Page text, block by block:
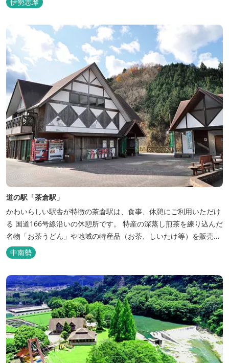
伊勢志摩
道の駅「茶倉駅」
かわいらしい駅舎が特徴の茶倉駅は、食事、休憩にご利用いただけ
る 国道166号線沿いの休憩所です。 特産の深蒸し煎茶を練り込んだ
名物「お茶うどん」や地域の特産品（お茶、しいたけ等）を販売。
吊り橋をわたれば宿泊施設のエバーグレイズ香肌峡まですぐ。 【イ
チオシ名物】 ・味噌カツ丼…地元産の甘味噌を使ったボリュームた
中南勢